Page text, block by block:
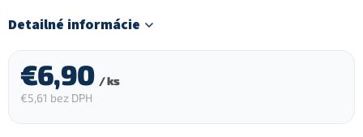
Detailné informácie
€6,90 / ks
€5,61 bez DPH